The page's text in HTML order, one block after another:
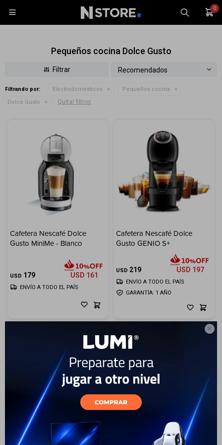

0

Pequeños cocina Dolce Gusto
Recomendados
Filtrando por: Electrodomésticos
Pequeños cocina
Dolce Gusto
Quitar filtros
Cafetera Nescafé Dolce
Gusto MiniMe - Blanco
USD 179 USD 161
ENVÍO A TODO EL PAÍS
Cafetera Nescafé Dolce
Gusto GENIO S+
USD 219 USD 197
GARANTÍA: 1 AÑO
ENVÍO A TODO EL PAÍS
Cafetera Nescafé Dolce
TV y Audio
Electrodomésticos
Marcas
Celulares